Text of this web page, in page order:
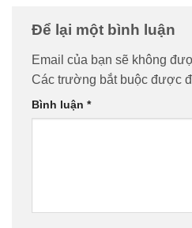
Để lại một bình luận
Email của bạn sẽ không
Các trường bắt buộc được
Bình luận *